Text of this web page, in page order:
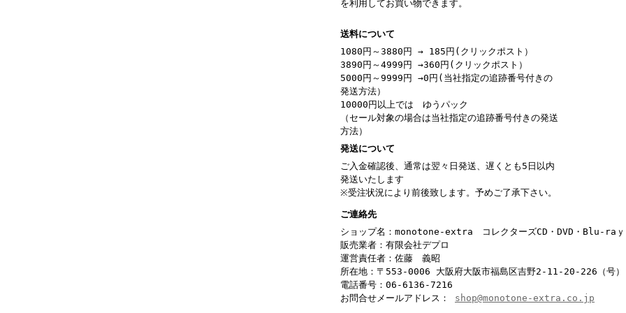
を利用してお買い物できます。
送料について
1080円～3880円 → 185円(クリックポスト）
3890円～4999円 →360円(クリックポスト）
5000円～9999円 →0円(当社指定の追跡番号付きの
発送方法）
10000円以上では ゆうパック
（セール対象の場合は当社指定の追跡番号付きの発送
方法）
発送について
ご入金確認後、通常は翌々日発送、遅くとも5日以内
発送いたします
※受注状況により前後致します。予めご了承下さい。
ご連絡先
ショップ名：monotone-extra コレクターズCD・DVD・Blu-raｙ
販売業者：有限会社デプロ
運営責任者：佐藤 義昭
所在地：〒553-0006 大阪府大阪市福島区吉野2-11-20-226（号）
電話番号：06-6136-7216
お問合せメールアドレス： shop@monotone-extra.co.jp